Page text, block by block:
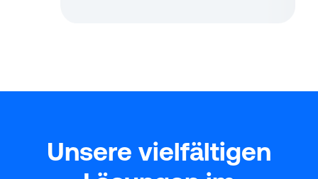
Unsere vielfältigen